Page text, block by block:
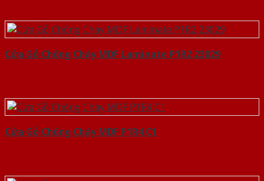
Cửa Gỗ Chống Cháy MDF Laminate P1R2 23029
Cửa Gỗ Chống Cháy MDF P1R4 C1